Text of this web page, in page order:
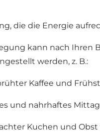
die die Energie
kann nach Ihren
werden, z. B.:
Kaffee und
und nahrhaftes
Kuchen und Obst